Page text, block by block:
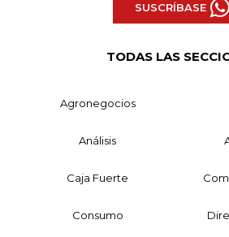
SUSCRÍBASE
TODAS LAS
Agronegocios
Análisis
Caja Fuerte
Consumo